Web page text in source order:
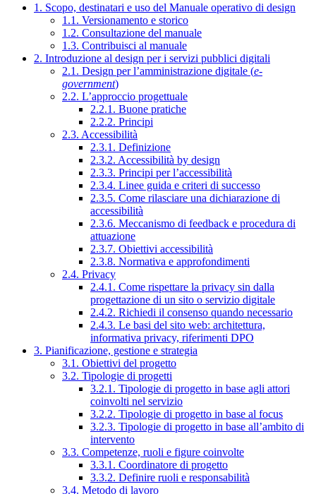
1. Scopo, destinatari e uso del Manuale operativo di design
1.1. Versionamento e storico
1.2. Consultazione del manuale
1.3. Contribuisci al manuale
2. Introduzione al design per i servizi pubblici digitali
2.1. Design per l’amministrazione digitale (e-
government)
2.2. L’approccio progettuale
2.2.1. Buone pratiche
2.2.2. Principi
2.3. Accessibilità
2.3.1. Definizione
2.3.2. Accessibilità by design
2.3.3. Principi per l’accessibilità
2.3.4. Linee guida e criteri di successo
2.3.5. Come rilasciare una dichiarazione di
accessibilità
2.3.6. Meccanismo di feedback e procedura di
attuazione
2.3.7. Obiettivi accessibilità
2.3.8. Normativa e approfondimenti
2.4. Privacy
2.4.1. Come rispettare la privacy sin dalla
progettazione di un sito o servizio digitale
2.4.2. Richiedi il consenso quando necessario
2.4.3. Le basi del sito web: architettura,
informativa privacy, riferimenti DPO
3. Pianificazione, gestione e strategia
3.1. Obiettivi del progetto
3.2. Tipologie di progetti
3.2.1. Tipologie di progetto in base agli attori
coinvolti nel servizio
3.2.2. Tipologie di progetto in base al focus
3.2.3. Tipologie di progetto in base all’ambito di
intervento
3.3. Competenze, ruoli e figure coinvolte
3.3.1. Coordinatore di progetto
3.3.2. Definire ruoli e responsabilità
3.4. Metodo di lavoro